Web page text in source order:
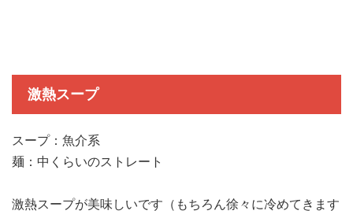
激熱スープ
スープ：魚介系
麺：中くらいのストレート
激熱スープが美味しいです（もちろん徐々に冷めてきます